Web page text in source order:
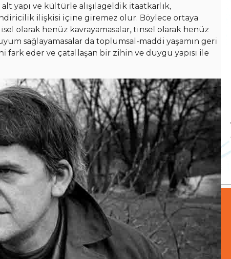
yapı ve kültürle alışılageldik itaatkarlık,
ilişkisi içine giremez olur. Böylece ortaya
olarak henüz kavrayamasalar, tinsel olarak henüz
sağlayamasalar da toplumsal-maddi yaşamın geri
eder ve çatallaşan bir zihin ve duygu yapısı ile